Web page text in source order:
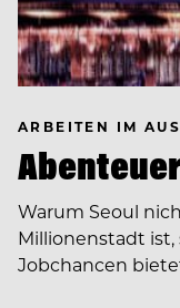
ARBEITEN IM
Warum Seoul
Millionenstadt
Jobchancen